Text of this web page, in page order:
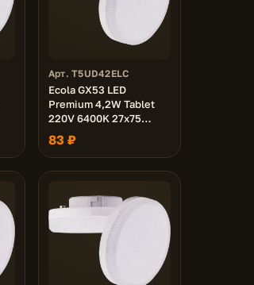
Арт. T5UD42ELC
Ecola GX53 LED
Premium 4,2W Tablet
220V 6400K 27x75
матовая 30000h
83 ₽